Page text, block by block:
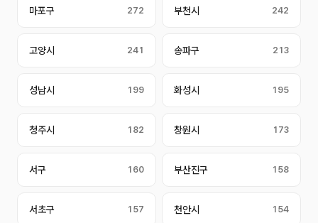
마포구 272 부천시 242
고양시 241 송파구 213
성남시 199 화성시 195
청주시 182 창원시 173
서구 160 부산진구 158
서초구 157 천안시 154